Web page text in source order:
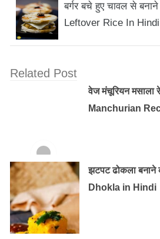
बर्गर बचे हुए चावल से
Leftover Rice In Hindi
Related Post
वेज मंचूरियन मसाला
Manchurian
झटपट ढोकला बनाने
Dhokla in Hindi